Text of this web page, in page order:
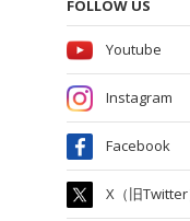
FOLLOW US
Youtube
Instagram
Facebook
X（旧Twitter